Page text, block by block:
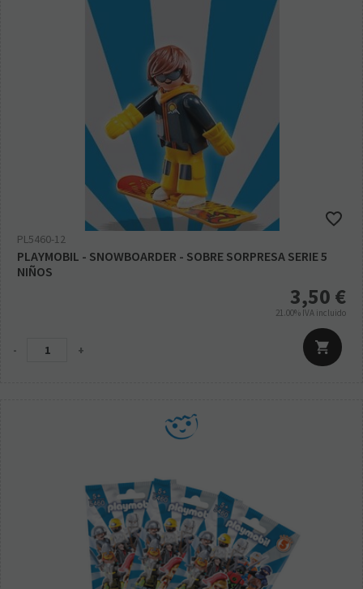
PL5460-12
PLAYMOBIL - SNOWBOARDER - SOBRE SORPRESA SERIE 5
NIÑOS
3,50 €
21.00% IVA incluido
- +